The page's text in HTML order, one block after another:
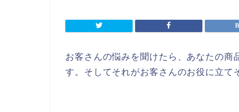
お客さんの悩みを聞けたら、あなたの商
す。そしてそれがお客さんのお役に立て